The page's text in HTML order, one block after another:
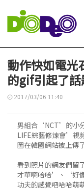
動作快如電光
的gif引起了
2017/03/06 11:40
男組合‘NCT’的小
LIFE綜藝修煉會’視
圖在韓國網站被上傳
看到照片的網友們
才華啊哈哈’、‘好
功夫的感覺吧哈哈萌